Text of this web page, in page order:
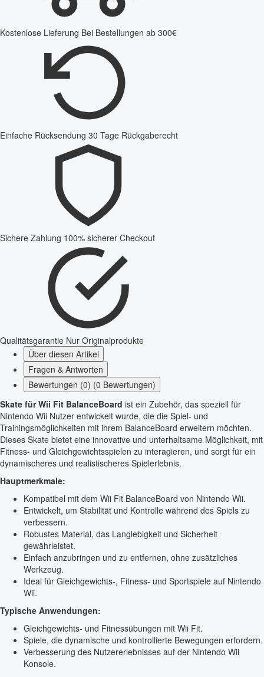
Kostenlose Lieferung Bei Bestellungen ab 300€
Einfache Rücksendung 30 Tage Rückgaberecht
Sichere Zahlung 100% sicherer Checkout
Qualitätsgarantie Nur Originalprodukte
Über diesen Artikel
Fragen & Antworten
Bewertungen (0) (0 Bewertungen)
Skate für Wii Fit BalanceBoard ist ein Zubehör, das speziell für
Nintendo Wii Nutzer entwickelt wurde, die die Spiel- und
Trainingsmöglichkeiten mit ihrem BalanceBoard erweitern möchten.
Dieses Skate bietet eine innovative und unterhaltsame Möglichkeit, mit
Fitness- und Gleichgewichtsspielen zu interagieren, und sorgt für ein
dynamischeres und realistischeres Spielerlebnis.
Hauptmerkmale:
Kompatibel mit dem Wii Fit BalanceBoard von Nintendo Wii.
Entwickelt, um Stabilität und Kontrolle während des Spiels zu
verbessern.
Robustes Material, das Langlebigkeit und Sicherheit
gewährleistet.
Einfach anzubringen und zu entfernen, ohne zusätzliches
Werkzeug.
Ideal für Gleichgewichts-, Fitness- und Sportspiele auf Nintendo
Wii.
Typische Anwendungen:
Gleichgewichts- und Fitnessübungen mit Wii Fit.
Spiele, die dynamische und kontrollierte Bewegungen erfordern.
Verbesserung des Nutzererlebnisses auf der Nintendo Wii
Konsole.